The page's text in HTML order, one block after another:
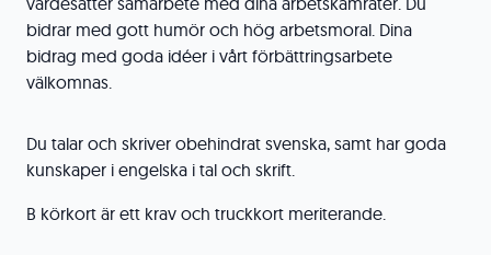
bidrar med gott humör och hög arbetsmoral. Dina
bidrag med goda idéer i vårt förbättringsarbete
välkomnas.
Du talar och skriver obehindrat svenska, samt har goda
kunskaper i engelska i tal och skrift.
B körkort är ett krav och truckkort meriterande.